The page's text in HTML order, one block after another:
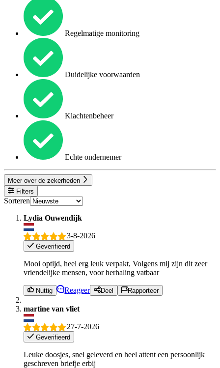
Regelmatige monitoring
Duidelijke voorwaarden
Klachtenbeheer
Echte ondernemer
Meer over de zekerheden
Filters
Sorteren
Lydia Ouwendijk
3-8-2026
Geverifieerd
Mooi optijd, heel erg leuk verpakt, Volgens mij zijn dit zeer
vriendelijke mensen, voor herhaling vatbaar
Nuttig Reageer Deel Rapporteer
martine van vliet
27-7-2026
Geverifieerd
Leuke doosjes, snel geleverd en heel attent een persoonlijk
geschreven briefje erbij